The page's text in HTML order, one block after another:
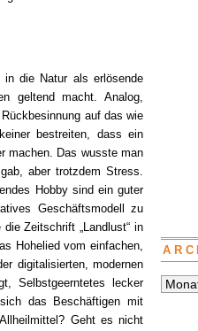
die Natur als erlösende
geltend macht. Analog,
auf das wie
bestreiten, dass ein
machen. Das wusste man
aber trotzdem Stress.
Hobby sind ein guter
Geschäftsmodell zu
Zeitschrift „Landlust“ in
Hohelied vom einfachen,
digitalisierten, modernen
Selbstgeerntetes lecker
das Beschäftigen mit
Geht es nicht
Archiv